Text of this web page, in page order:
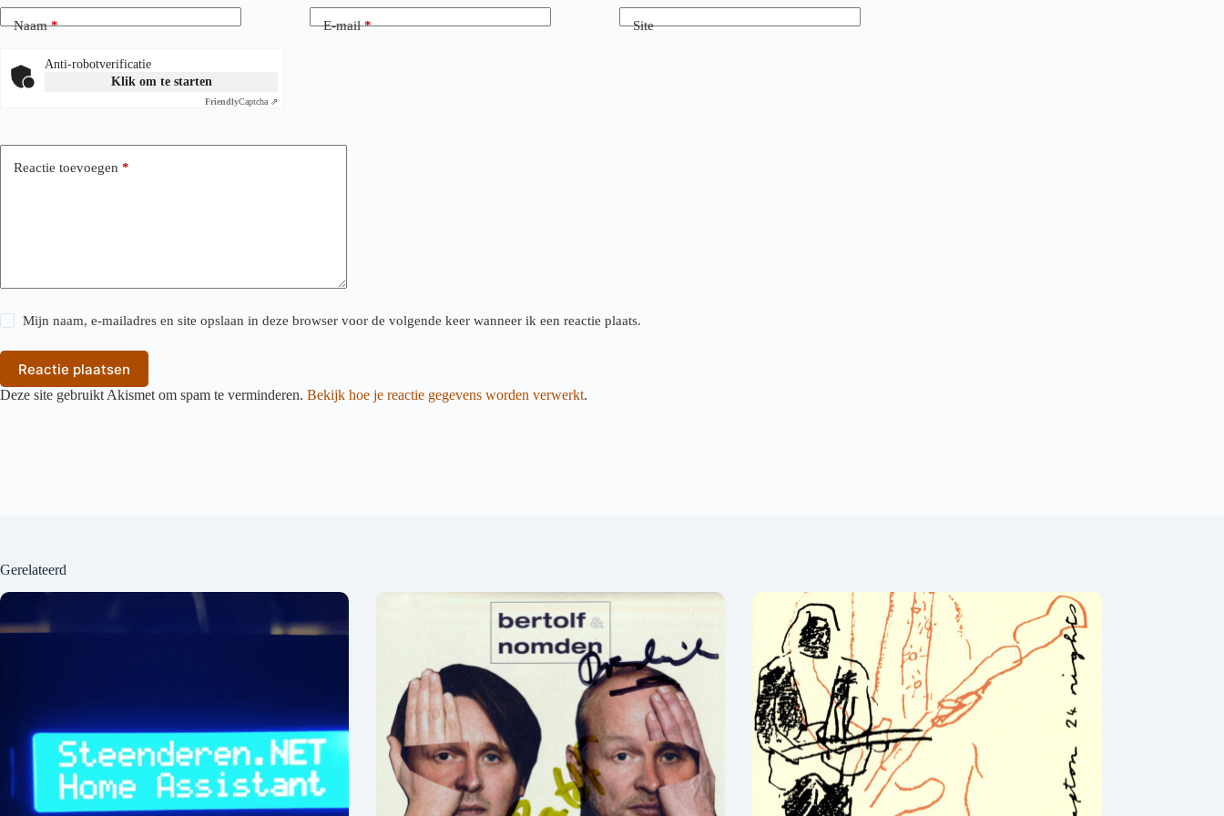
Naam* E-mail* Site
Anti-robotverificatie
Klik om te starten
FriendlyCaptcha ⇗
Reactie toevoegen *
Mijn naam, e-mailadres en site opslaan in deze browser voor de volgende keer wanneer ik een reactie plaats.
Reactie plaatsen
Deze site gebruikt Akismet om spam te verminderen. Bekijk hoe je reactie gegevens worden verwerkt.
Gerelateerd